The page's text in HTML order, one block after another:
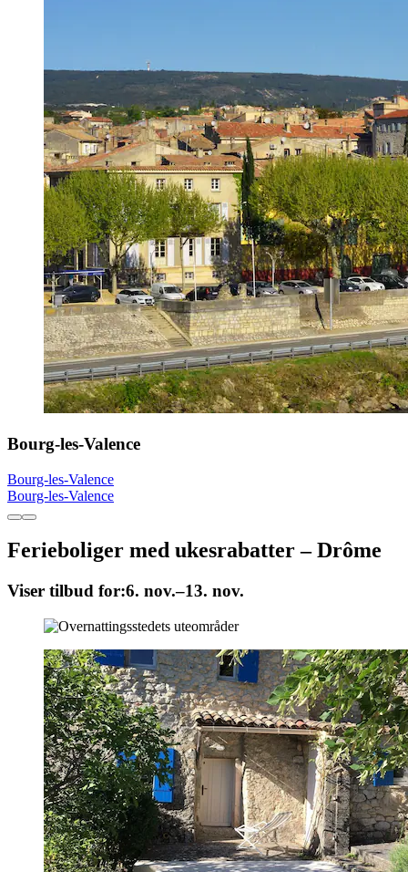
Bourg-les-Valence
Bourg-les-Valence
Bourg-les-Valence
Ferieboliger med ukesrabatter – Drôme
Viser tilbud for:6. nov.–13. nov.